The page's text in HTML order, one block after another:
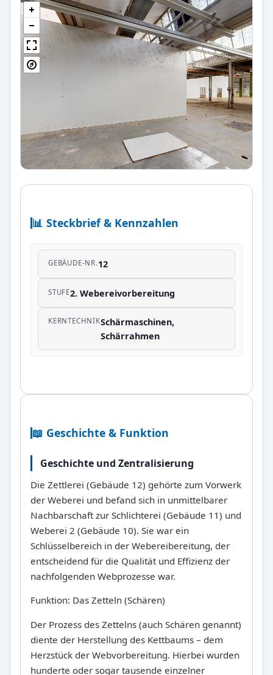
📱 Mobilansicht: 360°-Panorama statt 3D-Modell.
Trotzdem 3D-Modell laden →
📊 Steckbrief & Kennzahlen
GEBÄUDE-NR.12
STUFE2. Webereivorbereitung
KERNTECHNIKSchärmaschinen,
Schärrahmen
📖 Geschichte & Funktion
Geschichte und Zentralisierung
Die Zettlerei (Gebäude 12) gehörte zum Vorwerk
der Weberei und befand sich in unmittelbarer
Nachbarschaft zur Schlichterei (Gebäude 11) und
Weberei 2 (Gebäude 10). Sie war ein
Schlüsselbereich in der Webereibereitung, der
entscheidend für die Qualität und Effizienz der
nachfolgenden Webprozesse war.
Funktion: Das Zetteln (Schären)
Der Prozess des Zettelns (auch Schären genannt)
diente der Herstellung des Kettbaums – dem
Herzstück der Webvorbereitung. Hierbei wurden
hunderte oder sogar tausende einzelner